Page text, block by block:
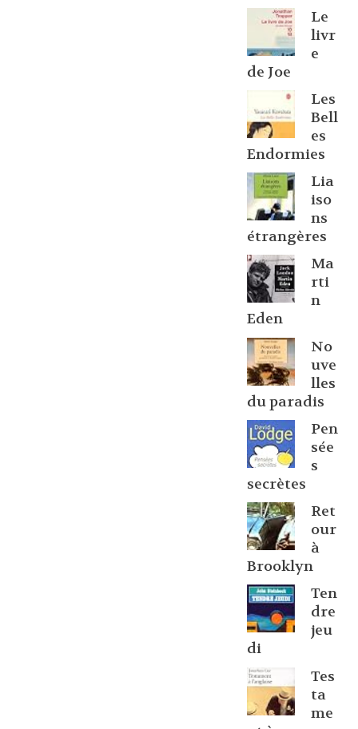
Le
livr
e
de Joe
Les
Bell
es
Endormies
Lia
iso
ns
étrangères
Ma
rti
n
Eden
No
uve
lles
du paradis
Pen
sée
s
secrètes
Ret
our
à
Brooklyn
Ten
dre
jeu
di
Tes
ta
me